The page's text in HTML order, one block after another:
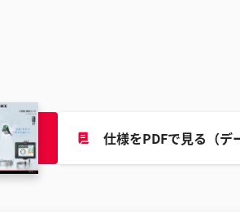
仕様をPDFで見る（デ